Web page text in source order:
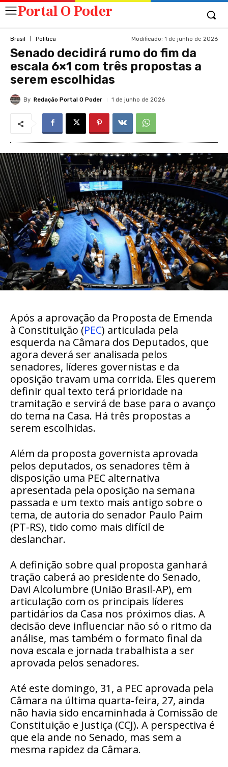
Portal O Poder
Brasil Política Modificado: 1 de junho de 2026
Senado decidirá rumo do fim da
escala 6×1 com três propostas a
serem escolhidas
By Redação Portal O Poder 1 de junho de 2026
Após a aprovação da Proposta de Emenda
à Constituição (PEC) articulada pela
esquerda na Câmara dos Deputados, que
agora deverá ser analisada pelos
senadores, líderes governistas e da
oposição travam uma corrida. Eles querem
definir qual texto terá prioridade na
tramitação e servirá de base para o avanço
do tema na Casa. Há três propostas a
serem escolhidas.
Além da proposta governista aprovada
pelos deputados, os senadores têm à
disposição uma PEC alternativa
apresentada pela oposição na semana
passada e um texto mais antigo sobre o
tema, de autoria do senador Paulo Paim
(PT-RS), tido como mais difícil de
deslanchar.
A definição sobre qual proposta ganhará
tração caberá ao presidente do Senado,
Davi Alcolumbre (União Brasil-AP), em
articulação com os principais líderes
partidários da Casa nos próximos dias. A
decisão deve influenciar não só o ritmo da
análise, mas também o formato final da
nova escala e jornada trabalhista a ser
aprovada pelos senadores.
Até este domingo, 31, a PEC aprovada pela
Câmara na última quarta-feira, 27, ainda
não havia sido encaminhada à Comissão de
Constituição e Justiça (CCJ). A perspectiva é
que ela ande no Senado, mas sem a
mesma rapidez da Câmara.